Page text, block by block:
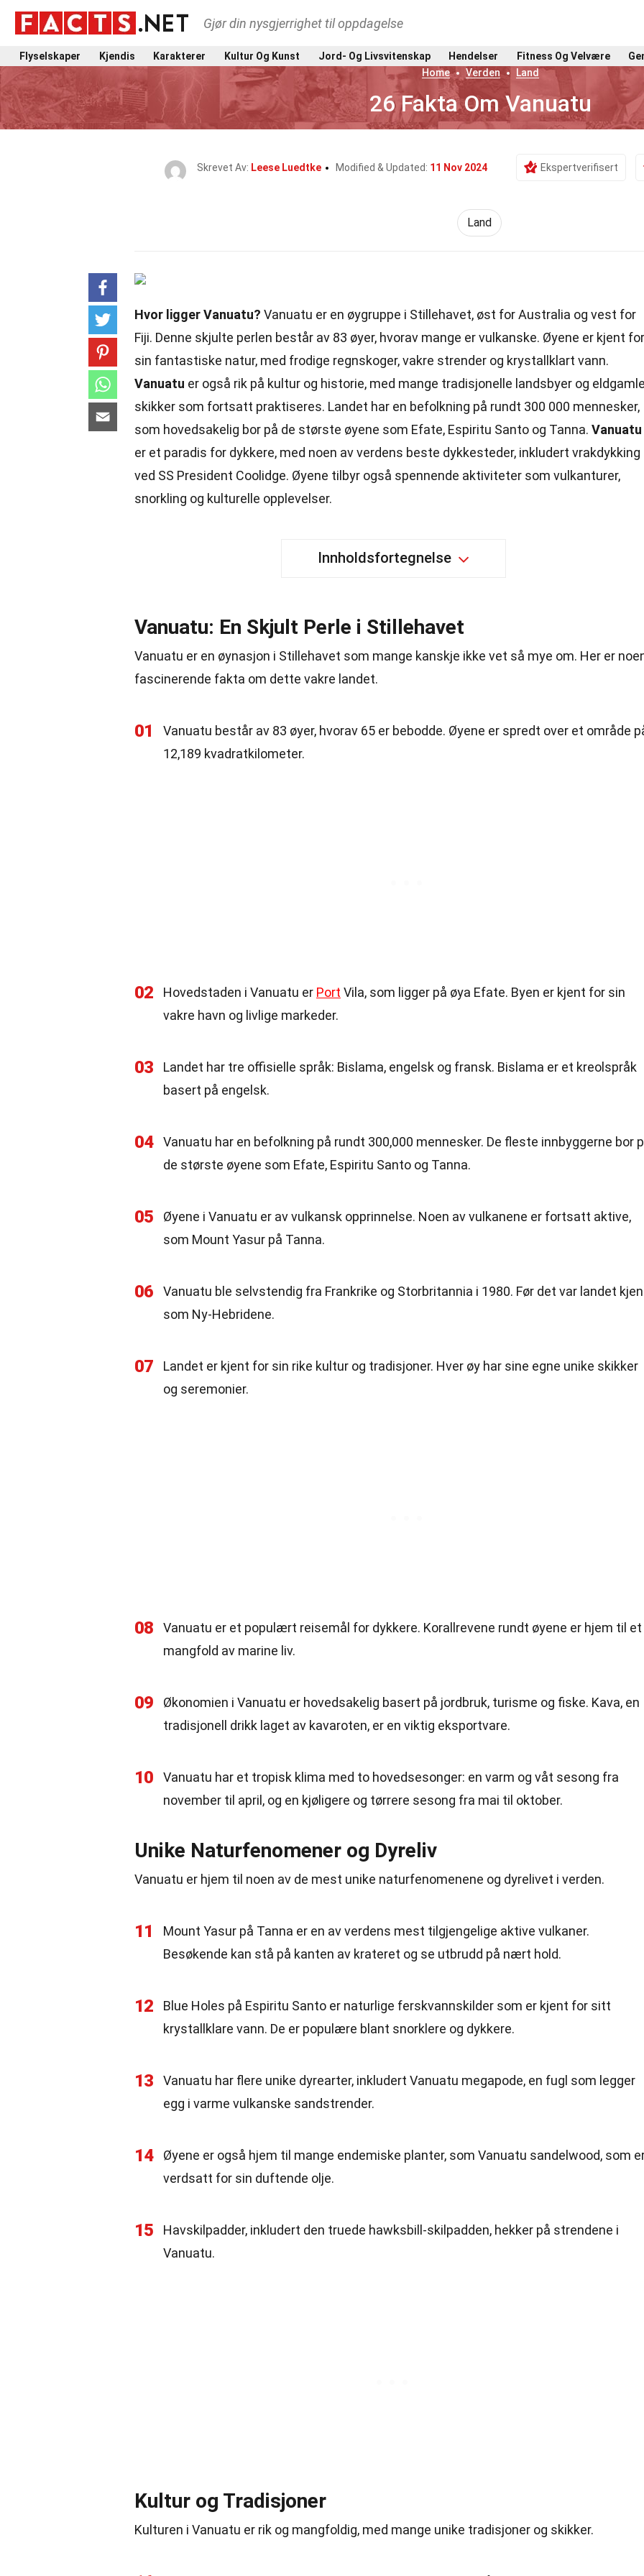
Gjør din nysgjerrighet til oppdagelse
Flyselskaper Kjendis Karakterer Kultur Og Kunst Jord- Og Livsvitenskap Hendelser Fitness Og Velvære
Home
Verden Land
26 Fakta Om Vanuatu
Skrevet Av: Leese Luedtke Modified & Updated: 11 Nov 2024 Ekspertverifisert
Land
Hvor ligger Vanuatu? Vanuatu er en øygruppe i Stillehavet, øst for Australia og vest for
Fiji. Denne skjulte perlen består av 83 øyer, hvorav mange er vulkanske. Øyene er kjent for
sin fantastiske natur, med frodige regnskoger, vakre strender og krystallklart vann.
Vanuatu er også rik på kultur og historie, med mange tradisjonelle landsbyer og
skikker som fortsatt praktiseres. Landet har en befolkning på rundt 300 000 mennesker,
som hovedsakelig bor på de største øyene som Efate, Espiritu Santo og Tanna. Vanuatu
er et paradis for dykkere, med noen av verdens beste dykkesteder, inkludert vrakdykking
ved SS President Coolidge. Øyene tilbyr også spennende aktiviteter som vulkanturer,
snorkling og kulturelle opplevelser.
Innholdsfortegnelse
Vanuatu: En Skjult Perle i Stillehavet
Vanuatu er en øynasjon i Stillehavet som mange kanskje ikke vet så mye om. Her er
fascinerende fakta om dette vakre landet.
01
Vanuatu består av 83 øyer, hvorav 65 er bebodde. Øyene er spredt over et område
12,189 kvadratkilometer.
02 Hovedstaden i Vanuatu er Port Vila, som ligger på øya Efate. Byen er kjent for sin
vakre havn og livlige markeder.
03
Landet har tre offisielle språk: Bislama, engelsk og fransk. Bislama er et kreolspråk
basert på engelsk.
04
Vanuatu har en befolkning på rundt 300,000 mennesker. De fleste innbyggerne bor
de største øyene som Efate, Espiritu Santo og Tanna.
05
Øyene i Vanuatu er av vulkansk opprinnelse. Noen av vulkanene er fortsatt aktive,
som Mount Yasur på Tanna.
06
Vanuatu ble selvstendig fra Frankrike og Storbritannia i 1980. Før det var landet
som Ny-Hebridene.
07
Landet er kjent for sin rike kultur og tradisjoner. Hver øy har sine egne unike skikker
og seremonier.
08
Vanuatu er et populært reisemål for dykkere. Korallrevene rundt øyene er hjem til et
mangfold av marine liv.
09
Økonomien i Vanuatu er hovedsakelig basert på jordbruk, turisme og fiske. Kava, en
tradisjonell drikk laget av kavaroten, er en viktig eksportvare.
10
Vanuatu har et tropisk klima med to hovedsesonger: en varm og våt sesong fra
november til april, og en kjøligere og tørrere sesong fra mai til oktober.
Unike Naturfenomener og Dyreliv
Vanuatu er hjem til noen av de mest unike naturfenomenene og dyrelivet i verden.
11
Mount Yasur på Tanna er en av verdens mest tilgjengelige aktive vulkaner.
Besøkende kan stå på kanten av krateret og se utbrudd på nært hold.
12
Blue Holes på Espiritu Santo er naturlige ferskvannskilder som er kjent for sitt
krystallklare vann. De er populære blant snorklere og dykkere.
13
Vanuatu har flere unike dyrearter, inkludert Vanuatu megapode, en fugl som legger
egg i varme vulkanske sandstrender.
14
Øyene er også hjem til mange endemiske planter, som Vanuatu sandelwood, som
verdsatt for sin duftende olje.
15
Havskilpadder, inkludert den truede hawksbill-skilpadden, hekker på strendene i
Vanuatu.
Kultur og Tradisjoner
Kulturen i Vanuatu er rik og mangfoldig, med mange unike tradisjoner og skikker.